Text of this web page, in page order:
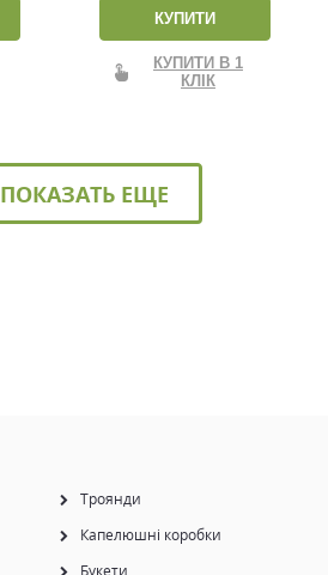
КУПИТИ
КУПИТИ В 1
КЛІК
ПОКАЗАТЬ ЕЩЕ
Троянди
Капелюшні коробки
Букети